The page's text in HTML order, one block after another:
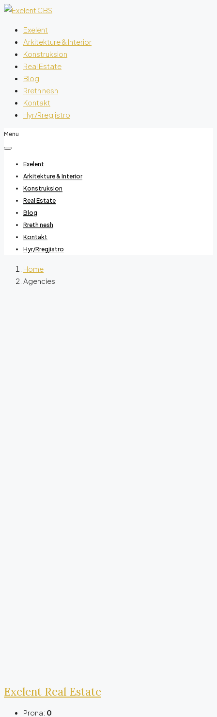
Exelent
Arkitekture & Interior
Konstruksion
Real Estate
Blog
Rreth nesh
Kontakt
Hyr/Rregjistro
Menu
Exelent
Arkitekture & Interior
Konstruksion
Real Estate
Blog
Rreth nesh
Kontakt
Hyr/Rregjistro
Home
Agencies
Exelent Real Estate
Prona: 0